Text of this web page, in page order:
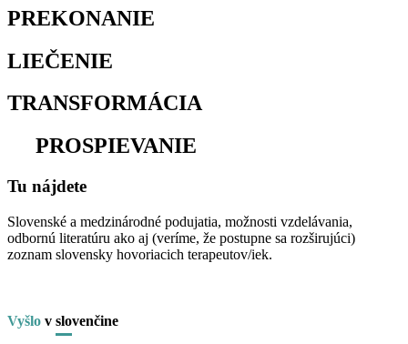
PREKONANIE
LIEČENIE
TRANSFORMÁCIA
PROSPIEVANIE
Tu nájdete
Slovenské a medzinárodné podujatia, možnosti vzdelávania,
odbornú literatúru ako aj (veríme, že postupne sa rozširujúci)
zoznam slovensky hovoriacich terapeutov/iek.
Vyšlo v slovenčine